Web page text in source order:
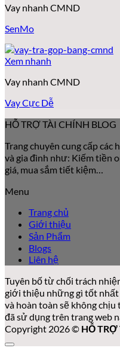
Vay nhanh CMND
SenMo
Xem nhanh
Vay nhanh CMND
Vay Cực Dễ
HỖ TRỢ TÀI CHÍNH BLOG
Trang chuyên cung cấp
và gia đình như: Kiếm tiền
giá, mua sắm tiết kiệm…
Menu
Trang chủ
Giới thiệu
Sản Phẩm
Blogs
Liên hệ
Tuyên bố từ chối trách
giới thiệu những gì tốt
và hoàn toàn sẽ không chịu
đã sử dụng trên trang web
Copyright 2026 © HỖ TRỢ